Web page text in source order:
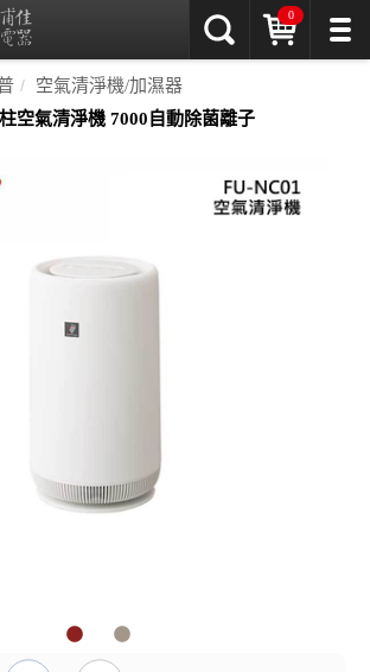
0
空氣清淨機/加濕器
空氣清淨機 7000自動除菌離子